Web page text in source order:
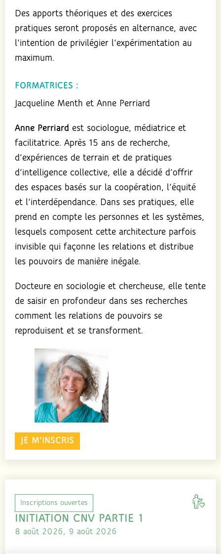
Des apports théoriques et des exercices
pratiques seront proposés en alternance, avec
l’intention de privilégier l’expérimentation au
maximum.
FORMATRICES :
Jacqueline Menth et Anne Perriard
Anne Perriard est sociologue, médiatrice et
facilitatrice. Après 15 ans de recherche,
d’expériences de terrain et de pratiques
d’intelligence collective, elle a décidé d’offrir
des espaces basés sur la coopération, l’équité
et l’interdépendance. Dans ses pratiques, elle
prend en compte les personnes et les systèmes,
lesquels composent cette architecture parfois
invisible qui façonne les relations et distribue
les pouvoirs de manière inégale.
Docteure en sociologie et chercheuse, elle tente
de saisir en profondeur dans ses recherches
comment les relations de pouvoirs se
reproduisent et se transforment.
JE M'INSCRIS
Inscriptions ouvertes
INITIATION CNV PARTIE 1
8 août 2026, 9 août 2026